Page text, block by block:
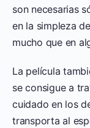
son necesarias
en la simpleza
mucho que en
La película
se consigue a
cuidado en los
transporta al